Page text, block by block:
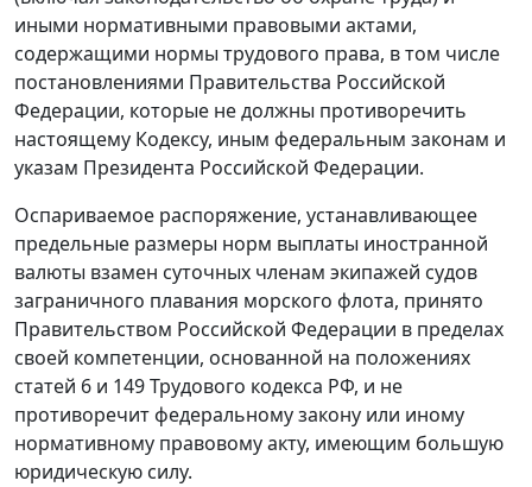
иными нормативными правовыми актами,
содержащими нормы трудового права, в том числе
постановлениями Правительства Российской
Федерации, которые не должны противоречить
настоящему Кодексу, иным федеральным законам и
указам Президента Российской Федерации.
Оспариваемое распоряжение, устанавливающее
предельные размеры норм выплаты иностранной
валюты взамен суточных членам экипажей судов
заграничного плавания морского флота, принято
Правительством Российской Федерации в пределах
своей компетенции, основанной на положениях
статей 6 и 149Трудового кодекса РФ, и не
противоречит федеральному закону или иному
нормативному правовому акту, имеющим большую
юридическую силу.